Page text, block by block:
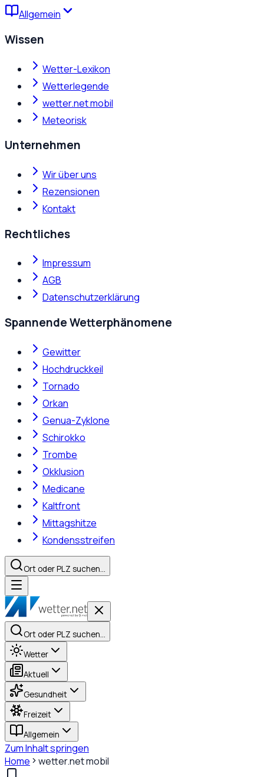
Allgemein
Wissen
Wetter-Lexikon
Wetterlegende
wetter.net mobil
Meteorisk
Unternehmen
Wir über uns
Rezensionen
Kontakt
Rechtliches
Impressum
AGB
Datenschutzerklärung
Spannende Wetterphänomene
Gewitter
Hochdruckkeil
Tornado
Orkan
Genua-Zyklone
Schirokko
Trombe
Okklusion
Medicane
Kaltfront
Mittagshitze
Kondensstreifen
Ort oder PLZ suchen…
Ort oder PLZ suchen…
Wetter
Aktuell
Gesundheit
Freizeit
Allgemein
Zum Inhalt springen
Home
wetter.net mobil